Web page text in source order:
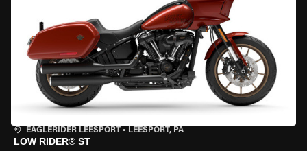
EAGLERIDER LEESPORT • LEESPORT, PA
LOW RIDER® ST